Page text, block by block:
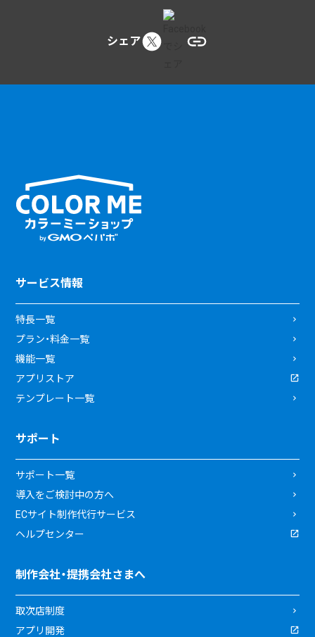
シェア
サービス情報
特長一覧
プラン・料金一覧
機能一覧
アプリストア
テンプレート一覧
サポート
サポート一覧
導入をご検討中の方へ
ECサイト制作代行サービス
ヘルプセンター
制作会社・提携会社さまへ
取次店制度
アプリ開発